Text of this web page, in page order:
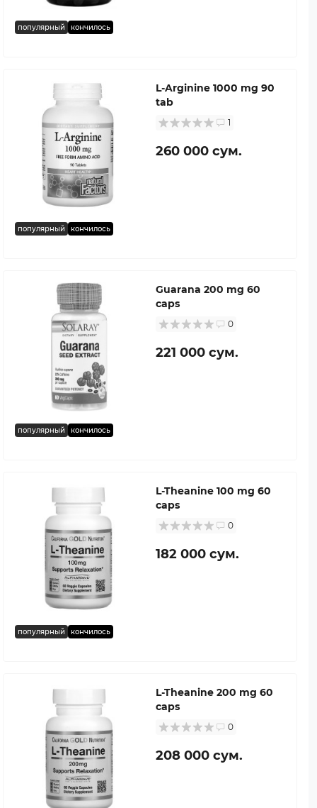
популярный кончилось
популярный кончилось
L-Arginine 1000 mg 90
tab
1
260 000 сум.
популярный кончилось
Guarana 200 mg 60
caps
0
221 000 сум.
популярный кончилось
L-Theanine 100 mg 60
caps
0
182 000 сум.
L-Theanine 200 mg 60
caps
0
208 000 сум.